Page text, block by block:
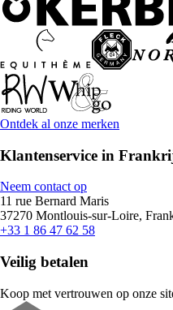
Ontdek al onze merken
Klantenservice in
Neem contact op
11 rue Bernard Maris
37270 Montlouis-sur-Loire,
+33 1 86 47 62 58
Veilig betalen
Koop met vertrouwen op onze